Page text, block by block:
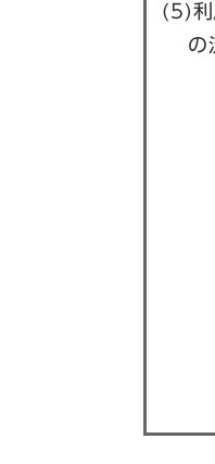
(5)利
の